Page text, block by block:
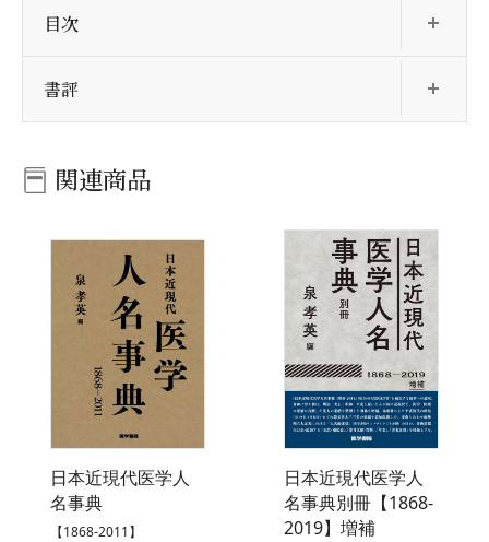
目次
書評
関連商品
日本近現代医学人
名事典
【1868-2011】
日本近現代医学人
名事典別冊【1868-
2019】増補